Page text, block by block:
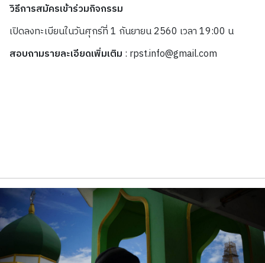
วิธีการสมัครเข้าร่วมกิจกรรม
เปิดลงทะเบียนในวันศุกร์ที่1 กันยายน2560 เวลา19:00 น
สอบถามรายละเอียดเพิ่มเติม : rpst.info@gmail.com